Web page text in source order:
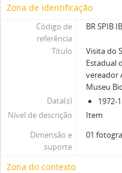
Zona de identificação
Código de
referência
BR SPIB
Título
Visita do
Estadual
vereador
Museu
Data(s)
1972-
Nível de descrição
Item
Dimensão e
suporte
01
Zona do contexto